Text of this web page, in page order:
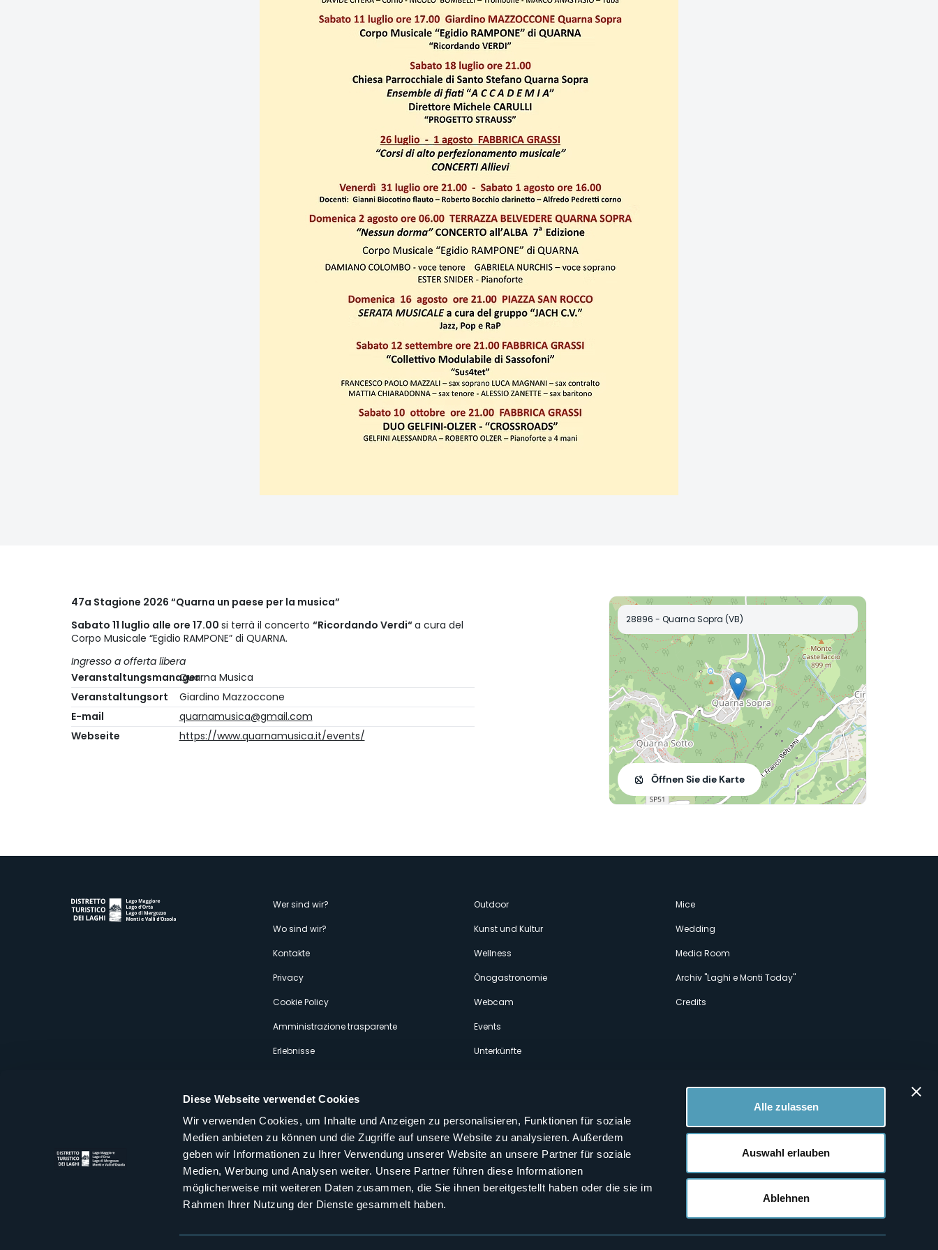
Diese Webseite verwendet Cookies
Wir verwenden Cookies, um Inhalte und Anzeigen zu personalisieren, Funktionen für soziale
Medien anbieten zu können und die Zugriffe auf unsere Website zu analysieren. Außerdem
geben wir Informationen zu Ihrer Verwendung unserer Website an unsere Partner für soziale
Medien, Werbung und Analysen weiter. Unsere Partner führen diese Informationen
möglicherweise mit weiteren Daten zusammen, die Sie ihnen bereitgestellt haben oder die sie im
Rahmen Ihrer Nutzung der Dienste gesammelt haben.
Alle zulassen
Auswahl erlauben
Ablehnen
47a Stagione 2026 “Quarna un paese per la musica”
Sabato 11 luglio alle ore 17.00 si terrà il concerto “Ricordando Verdi“ a cura del
Corpo Musicale “Egidio RAMPONE” di QUARNA.
Ingresso a offerta libera
VeranstaltungsmanagerQuarna Musica
Veranstaltungsort
Giardino Mazzoccone
E-mail
quarnamusica@gmail.com
Webseite
https://www.quarnamusica.it/events/
28896 - Quarna Sopra (VB)
Öffnen Sie die Karte
Menù
secondario
Wer sind wir?
Wo sind wir?
Kontakte
Privacy
Cookie Policy
Amministrazione trasparente
Erlebnisse
Outdoor
Kunst und Kultur
Wellness
Önogastronomie
Webcam
Events
Unterkünfte
Mice
Wedding
Media Room
Archiv "Laghi e Monti Today"
Credits
Distretto Turistico dei Laghi Scrl
Sede legale e operativa: Corso Italia 26 - 28838 Stresa VB - Italy
infoturismo@distrettolaghi.itedistrettolaghi@legalmail.it
Folgen Sie uns auf unseren sozialen Profilen